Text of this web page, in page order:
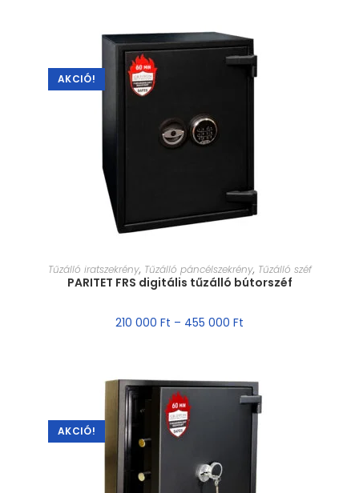
AKCIÓ!
MÉRET VÁLASZTÁSA
Tűzálló iratszekrény, Tűzálló páncélszekrény, Tűzálló széf
PARITET FRS digitális tűzálló bútorszéf
210 000 Ft – 455 000 Ft
AKCIÓ!